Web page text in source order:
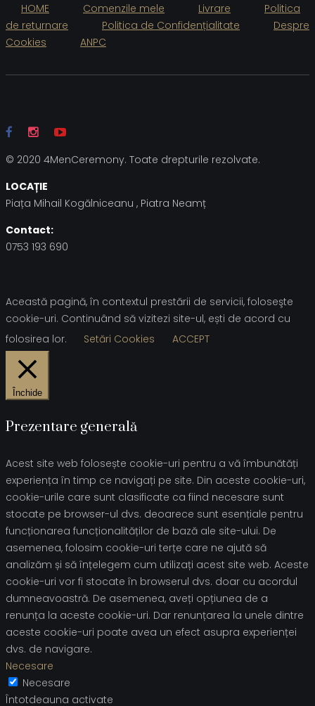
HOME Comenzile mele Livrare
Politica
de returnare
Politica de Confidențialitate
Despre
Cookies
ANPC
© 2020 4MenCeremony. Toate drepturile rezolvate.
LOCAȚIE
Piața Mihail Kogălniceanu , Piatra Neamț
Contact:
0753 193 690
Această pagină, în contextul prestării de servicii, foloseşte
cookie-uri. Continuând să vizitezi site-ul, ești de acord cu
folosirea lor.
Setări Cookies ACCEPT
Închide
Prezentare generală
Acest site web folosește cookie-uri pentru a vă îmbunătăți
experiența în timp ce navigați pe site. Din aceste cookie-uri,
cookie-urile care sunt clasificate ca fiind necesare sunt
stocate pe browser-ul dvs. deoarece sunt esențiale pentru
funcționarea funcționalităților de bază ale site-ului. De
asemenea, folosim cookie-uri terțe care ne ajută să
analizăm și să înțelegem cum utilizați acest site web. Aceste
cookie-uri vor fi stocate în browserul dvs. doar cu acordul
dumneavoastră. De asemenea, aveți opțiunea de a
renunța la aceste cookie-uri. Dar renunțarea la unele dintre
aceste cookie-uri poate avea un efect asupra experienței
dvs. de navigare.
Necesare
Necesare
Întotdeauna activate